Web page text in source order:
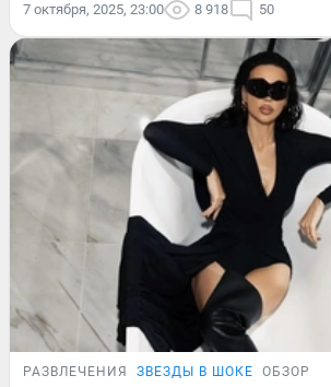
7 октября, 2025, 23:00 8 918 50
РАЗВЛЕЧЕНИЯ ЗВЕЗДЫ В ШОКЕ ОБЗОР